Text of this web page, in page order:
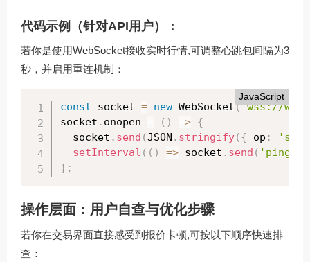
代码示例（针对API用户）：
若你是使用WebSocket接收实时行情,可调整心跳包间隔为3
秒，并启用重连机制：
JavaScript
const socket = new WebSocket('wss://
socket . onopen = ( ) => {
  socket
. send (JSON . stringify( { op :
setInterval ( ( ) => socket . send ( 'ping'
} ;
操作层面：用户自查与优化步骤
若你在交易界面直接感受到报价卡顿,可按以下顺序快速排
查：